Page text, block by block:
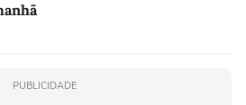
PUBLICIDADE